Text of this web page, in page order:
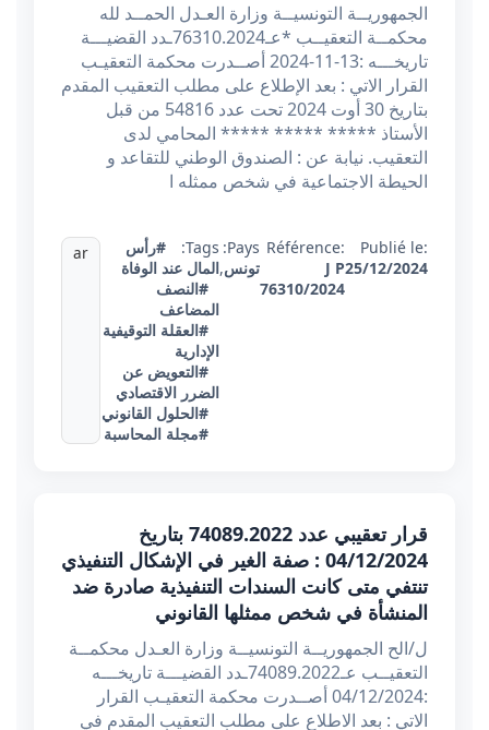
الجمهوريــة التونسيــة وزارة العـدل الحمــد لله
محكمــة التعقيــب *عـ76310.2024ـدد القضيـــة
تاريخـــه :13-11-2024 أصــدرت محكمة التعقيـب
القرار الاتي : بعد الإطلاع على مطلب التعقيب المقدم
بتاريخ 30 أوت 2024 تحت عدد 54816 من قبل
الأستاذ ***** ***** ***** المحامي لدى
التعقيب. نيابة عن : الصندوق الوطني للتقاعد و
الحيطة الاجتماعية في شخص ممثله ا
Publié le:
25/12/2024
Référence:
J P
76310/2024
Pays:
تونس,
Tags:
#رأس
المال عند الوفاة
#النصف
المضاعف
#العقلة التوقيفية
الإدارية
#التعويض عن
الضرر الاقتصادي
#الحلول القانوني
#مجلة المحاسبة
ar
قرار تعقيبي عدد 74089.2022 بتاريخ
04/12/2024 : صفة الغير في الإشكال التنفيذي
تنتفي متى كانت السندات التنفيذية صادرة ضد
المنشأة في شخص ممثلها القانوني
ل/الح الجمهوريــة التونسيــة وزارة العـدل محكمــة
التعقيــب عـ74089.2022ـدد القضيـــة تاريخـــه
:04/12/2024 أصــدرت محكمة التعقيـب القرار
الاتي : بعد الاطلاع على مطلب التعقيب المقدم في